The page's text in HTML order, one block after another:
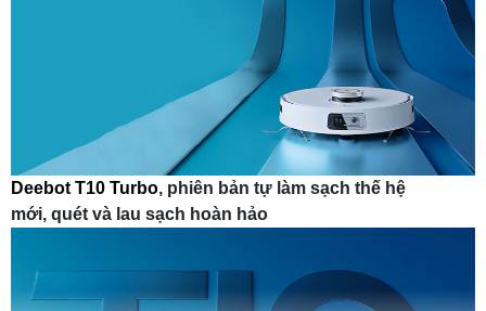
Deebot T10 Turbo, phiên bản tự làm sạch thế hệ
mới, quét và lau sạch hoàn hảo